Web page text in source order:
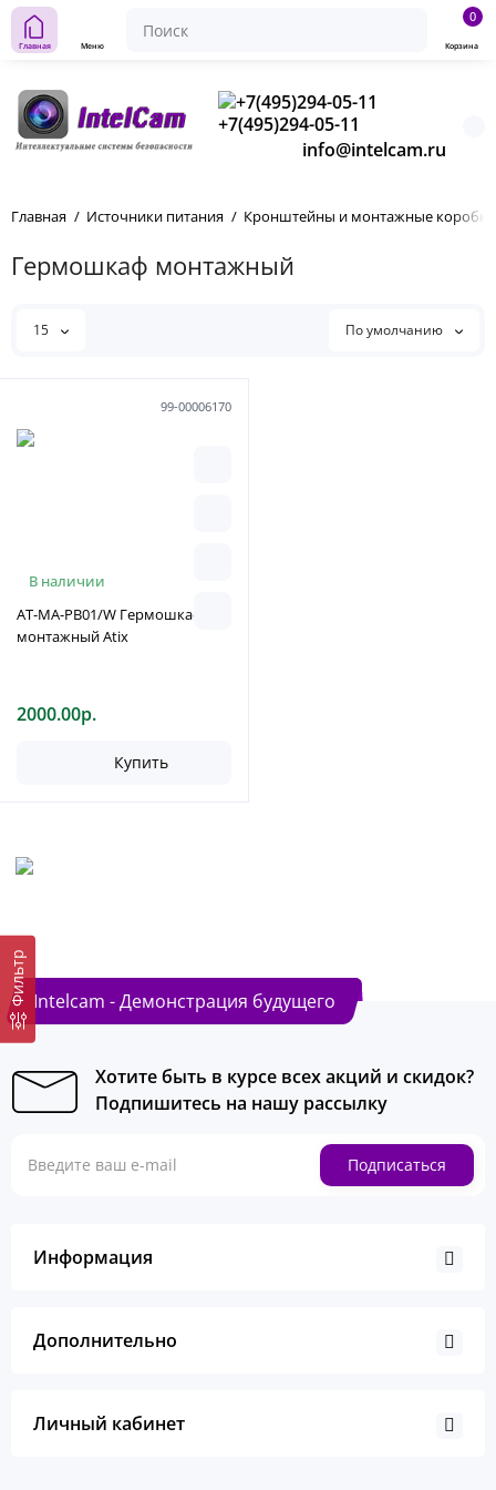
+7(495)294-05-11
info@intelcam.ru
Главная Меню
0
Корзина
Главная Источники питания Кронштейны и монтажные коробки
Фильтр
Гермошкаф монтажный
15 По умолчанию
99-00006170
В наличии
AT-MA-PB01/W Гермошкаф
монтажный Atix
2000.00р.
Купить
Intelcam - Демонстрация будущего
Хотите быть в курсе всех акций и скидок?
Подпишитесь на нашу рассылку
Подписаться
Информация
Дополнительно
Личный кабинет